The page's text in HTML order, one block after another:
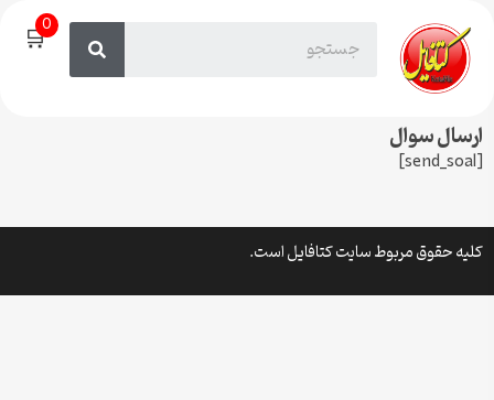
🛒0
ارسال سوال
[send_soal]
کلیه حقوق مربوط سایت کتافایل است.